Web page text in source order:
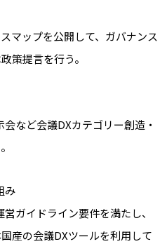
マップを公開して、ガバナンス
策提言を行う。
など会議DXカテゴリー創造・
み
ガイドライン要件を満たし、
産の会議DXツールを利用して